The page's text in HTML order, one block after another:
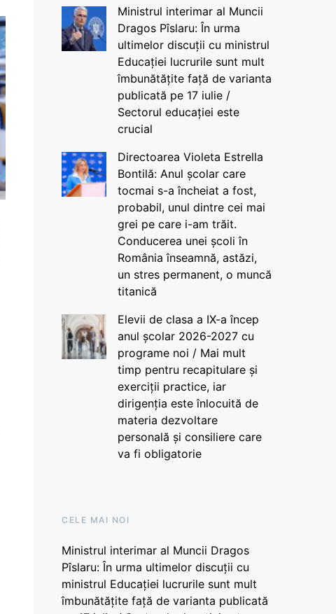
Ministrul interimar al Muncii
Dragos Pîslaru: În urma
ultimelor discuții cu ministrul
Educației lucrurile sunt mult
îmbunătățite față de varianta
publicată pe 17 iulie /
Sectorul educației este
crucial
Directoarea Violeta Estrella
Bontilă: Anul școlar care
tocmai s-a încheiat a fost,
probabil, unul dintre cei mai
grei pe care i-am trăit.
Conducerea unei școli în
România înseamnă, astăzi,
un stres permanent, o muncă
titanică
Elevii de clasa a IX-a încep
anul școlar 2026-2027 cu
programe noi / Mai mult
timp pentru recapitulare și
exerciții practice, iar
dirigenția este înlocuită de
materia dezvoltare
personală și consiliere care
va fi obligatorie
CELE MAI NOI
Ministrul interimar al Muncii Dragos
Pîslaru: În urma ultimelor discuții cu
ministrul Educației lucrurile sunt mult
îmbunătățite față de varianta publicată